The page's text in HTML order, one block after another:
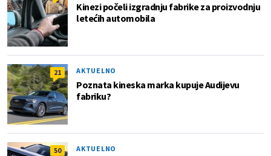
Kinezi počeli izgradnju fabrike za proizvodnju
letećih automobila
21 AKTUELNO
Poznata kineska marka kupuje Audijevu
fabriku?
50 AKTUELNO